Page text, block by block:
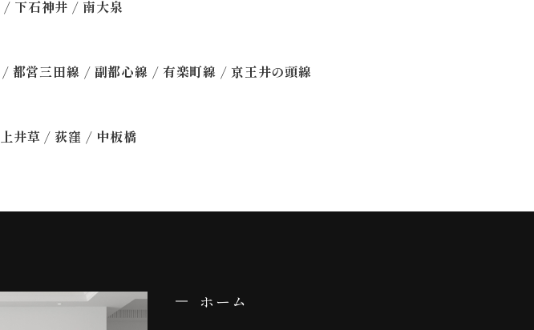
/ 下石神井 / 南大泉
/ 都営三田線 / 副都心線 / 有楽町線 / 京王井の頭線
上井草 / 荻窪 / 中板橋
ホーム